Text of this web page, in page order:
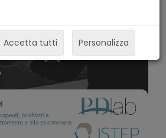
Accetta tutti Personalizza